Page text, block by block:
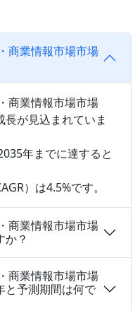
商業情報市場市場
商業情報市場市場
が見込まれていま
年までに達すると
）は4.5%です。
商業情報市場市場
か？
商業情報市場市場
と予測期間は何で